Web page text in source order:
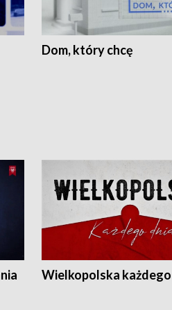
Dom, który chcę
Wielkopolska